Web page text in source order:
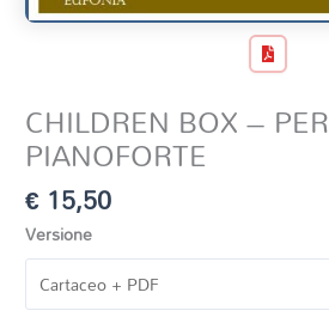
CHILDREN BOX – PER
PIANOFORTE
€ 15,50
Versione